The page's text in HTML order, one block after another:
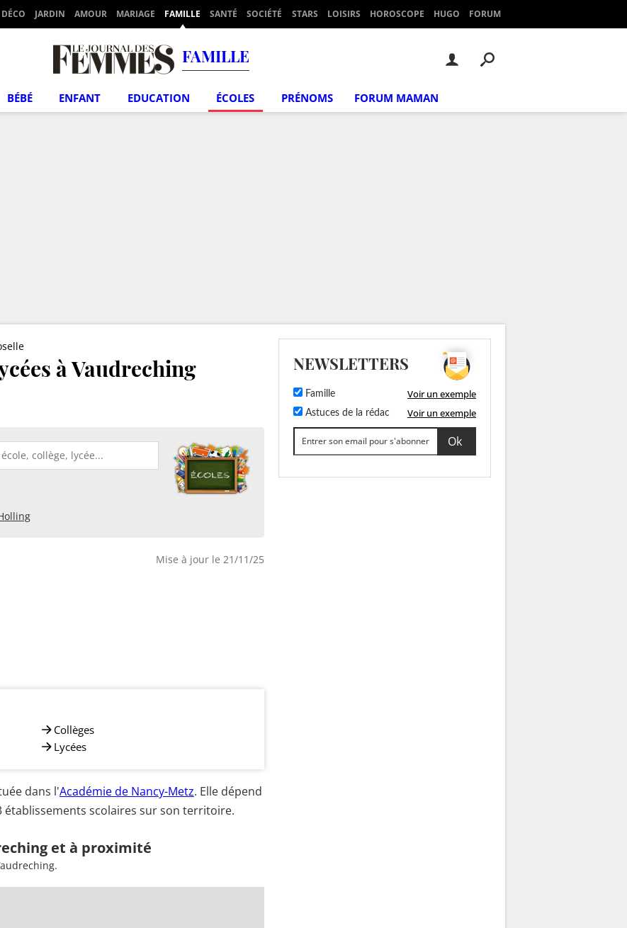
DÉCO JARDIN AMOUR MARIAGE FAMILLE SANTÉ SOCIÉTÉ STARS LOISIRS HOROSCOPE HUGO FORUM
FAMILLE
BÉBÉ ENFANT EDUCATION ÉCOLES PRÉNOMS FORUM MAMAN
à Vaudreching
Mise à jour le 21/11/25
Collèges
Lycées
dans l'Académie de Nancy-Metz. Elle dépend
établissements scolaires sur son territoire.
et à proximité
NEWSLETTERS
Famille Voir un exemple
Astuces de la rédac Voir un exemple